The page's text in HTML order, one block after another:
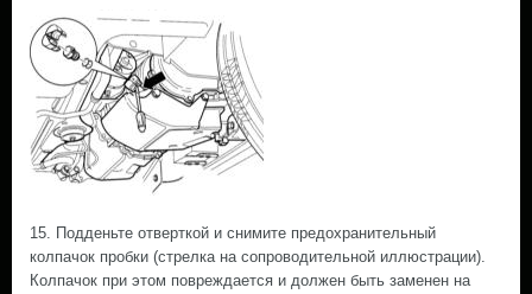
15. Подденьте отверткой и снимите предохранительный
колпачок пробки (стрелка на сопроводительной иллюстрации).
Колпачок при этом повреждается и должен быть заменен на